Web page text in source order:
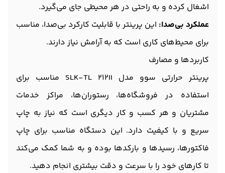
اشغال کرده و به راحتی در هر محیطی جای می‌گیرد.
عملکرد بی‌صدا: این پرینتر با قابلیت کارکرد بی‌صدا، مناسب
برای محیط‌های کاری است که به آرامش نیاز دارند.
کاربردها و مصارف
پرینتر حرارتی سوو مدل SLK-TL 212II مناسب برای
استفاده در فروشگاه‌ها، رستوران‌ها، مراکز خدمات
مشتریان و هر کسب و کار دیگری است که نیاز به چاپ
سریع و با کیفیت دارد. این دستگاه مناسب برای چاپ
فاکتورها، رسیدها و بارکدها بوده و به شما کمک می‌کند
تا کارهای خود را با سرعت و دقت بیشتری انجام دهید.